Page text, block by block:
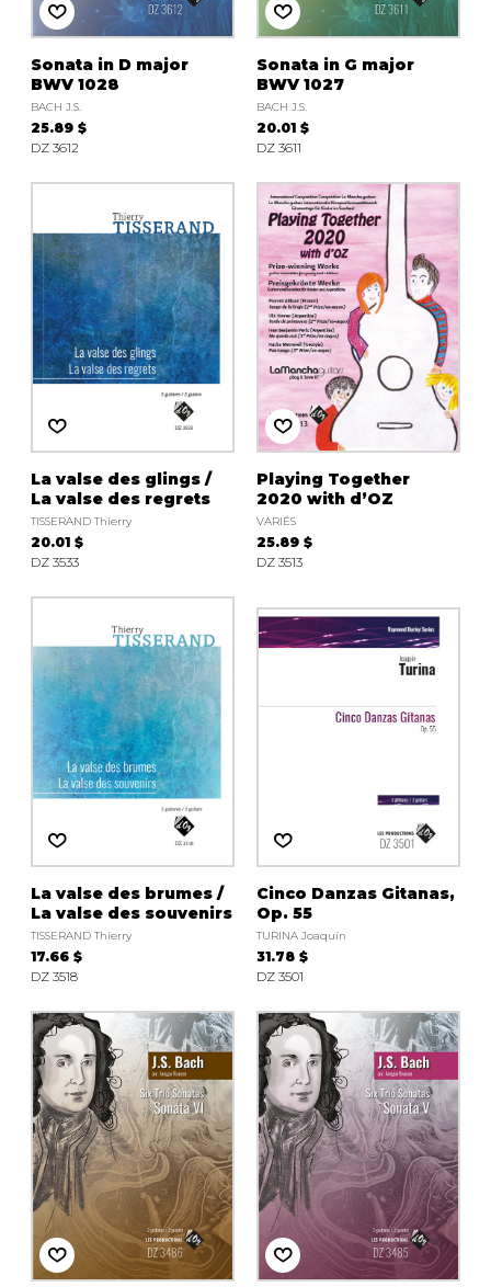
Sonata in D major
BWV 1028
BACH J.S.
25.89 $
DZ 3612
Sonata in G major
BWV 1027
BACH J.S.
20.01 $
DZ 3611
La valse des glings /
La valse des regrets
TISSERAND Thierry
20.01 $
DZ 3533
Playing Together
2020 with d’OZ
VARIÉS
25.89 $
DZ 3513
La valse des brumes /
La valse des souvenirs
TISSERAND Thierry
17.66 $
DZ 3518
Cinco Danzas Gitanas,
Op. 55
TURINA Joaquín
31.78 $
DZ 3501